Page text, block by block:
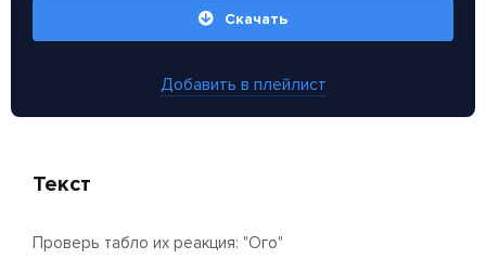
Скачать
Добавить в плейлист
Текст
Проверь табло их реакция: "Ого"